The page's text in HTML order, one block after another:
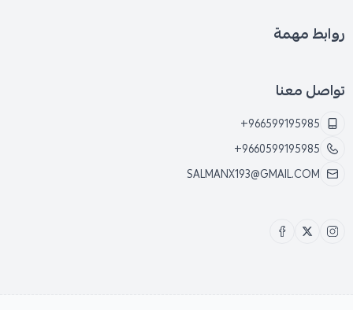
روابط مهمة
تواصل معنا
+966599195985
+9660599195985
SALMANX193@GMAIL.COM